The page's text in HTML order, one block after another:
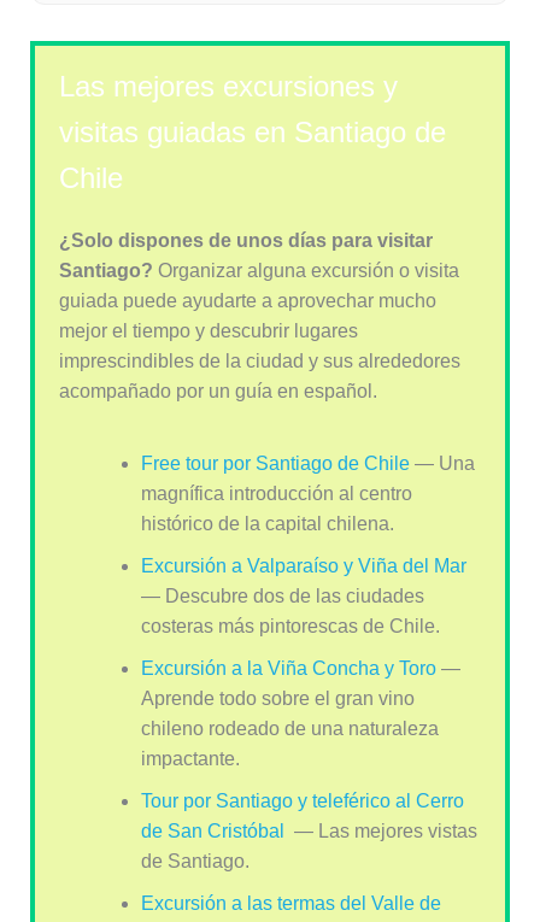
Las mejores excursiones y
visitas guiadas en Santiago de
Chile
¿Solo dispones de unos días para visitar
Santiago? Organizar alguna excursión o visita
guiada puede ayudarte a aprovechar mucho
mejor el tiempo y descubrir lugares
imprescindibles de la ciudad y sus alrededores
acompañado por un guía en español.
Free tour por Santiago de Chile— Una
magnífica introducción al centro
histórico de la capital chilena.
Excursión a Valparaíso y Viña del Mar
— Descubre dos de las ciudades
costeras más pintorescas de Chile.
Excursión a la Viña Concha y Toro—
Aprende todo sobre el gran vino
chileno rodeado de una naturaleza
impactante.
Tour por Santiago y teleférico al Cerro
de San Cristóbal
— Las mejores vistas
de Santiago.
Excursión a las termas del Valle de